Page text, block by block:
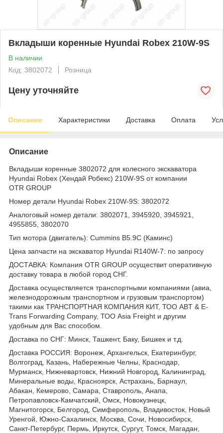
Вкладыши коренные Hyundai Robex 210W-9S
В наличии
Код: 3802072
Розница
Цену уточняйте
Описание Характеристики Доставка Оплата
Описание
Вкладыши коренные 3802072 для колесного экскаватора
Hyundai Robex (Хендай Робекс) 210W-9S от компании
OTR GROUP
Номер детали Hyundai Robex 210W-9S: 3802072
Аналоговый номер детали: 3802071, 3945920, 3945921,
4955855, 3802070
Тип мотора (двигатель): Cummins B5.9С (Каминс)
Цена запчасти на экскаватор Hyundai R140W-7: по запросу
ДОСТАВКА: Компания OTR GROUP осуществит оперативную
доставку товара в любой город СНГ.
Доставка осуществляется транспортными компаниями (авиа,
железнодорожным транспортном и грузовым транспортом)
такими как ТРАНСПОРТНАЯ КОМПАНИЯ КИТ, ТОО ABT & E-
Trans Forwarding Company, ТОО Asia Freight и другим
удобным для Вас способом.
Доставка по СНГ: Минск, Ташкент, Баку, Бишкек и т.д.
Доставка РОССИЯ: Воронеж, Архангельск, Екатеринбург,
Волгоград, Казань, Набережные Челны, Краснодар,
Мурманск, Нижневартовск, Нижний Новгород, Калининград,
Минеральные воды, Красноярск, Астрахань, Барнаул,
Абакан, Кемерово, Самара, Ставрополь, Анапа,
Петропавловск-Камчатский, Омск, Новокузнецк,
Магнитогорск, Белгород, Симферополь, Владивосток, Новый
Уренгой, Южно-Сахалинск, Москва, Сочи, Новосибирск,
Санкт-Петербург, Пермь, Иркутск, Сургут, Томск, Магадан,